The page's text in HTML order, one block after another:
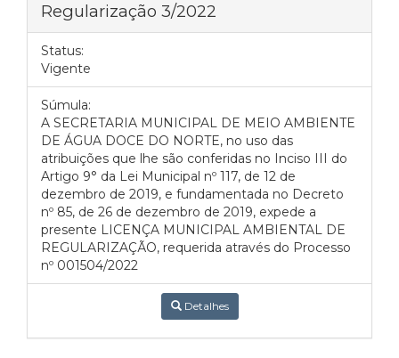
Regularização 3/2022
Status:
Vigente
Súmula:
A SECRETARIA MUNICIPAL DE MEIO AMBIENTE
DE ÁGUA DOCE DO NORTE, no uso das
atribuições que lhe são conferidas no Inciso III do
Artigo 9° da Lei Municipal nº 117, de 12 de
dezembro de 2019, e fundamentada no Decreto
nº 85, de 26 de dezembro de 2019, expede a
presente LICENÇA MUNICIPAL AMBIENTAL DE
REGULARIZAÇÃO, requerida através do Processo
nº 001504/2022
Detalhes